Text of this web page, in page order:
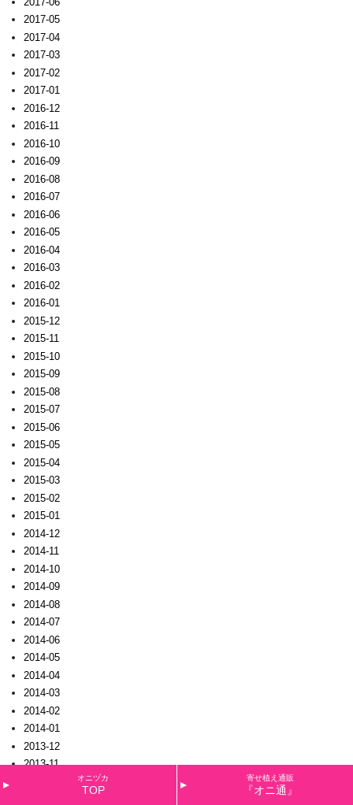
2017-05
2017-04
2017-03
2017-02
2017-01
2016-12
2016-11
2016-10
2016-09
2016-08
2016-07
2016-06
2016-05
2016-04
2016-03
2016-02
2016-01
2015-12
2015-11
2015-10
2015-09
2015-08
2015-07
2015-06
2015-05
2015-04
2015-03
2015-02
2015-01
2014-12
2014-11
2014-10
2014-09
2014-08
2014-07
2014-06
2014-05
2014-04
2014-03
2014-02
2014-01
2013-12
2013-11
オニヅカ
TOP
寄せ植え通販
『オニ通』